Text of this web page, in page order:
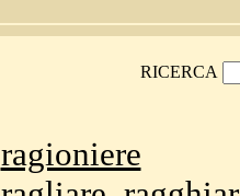
RICERCA
ragioniere